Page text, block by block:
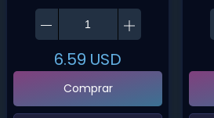
6.59 USD
Comprar